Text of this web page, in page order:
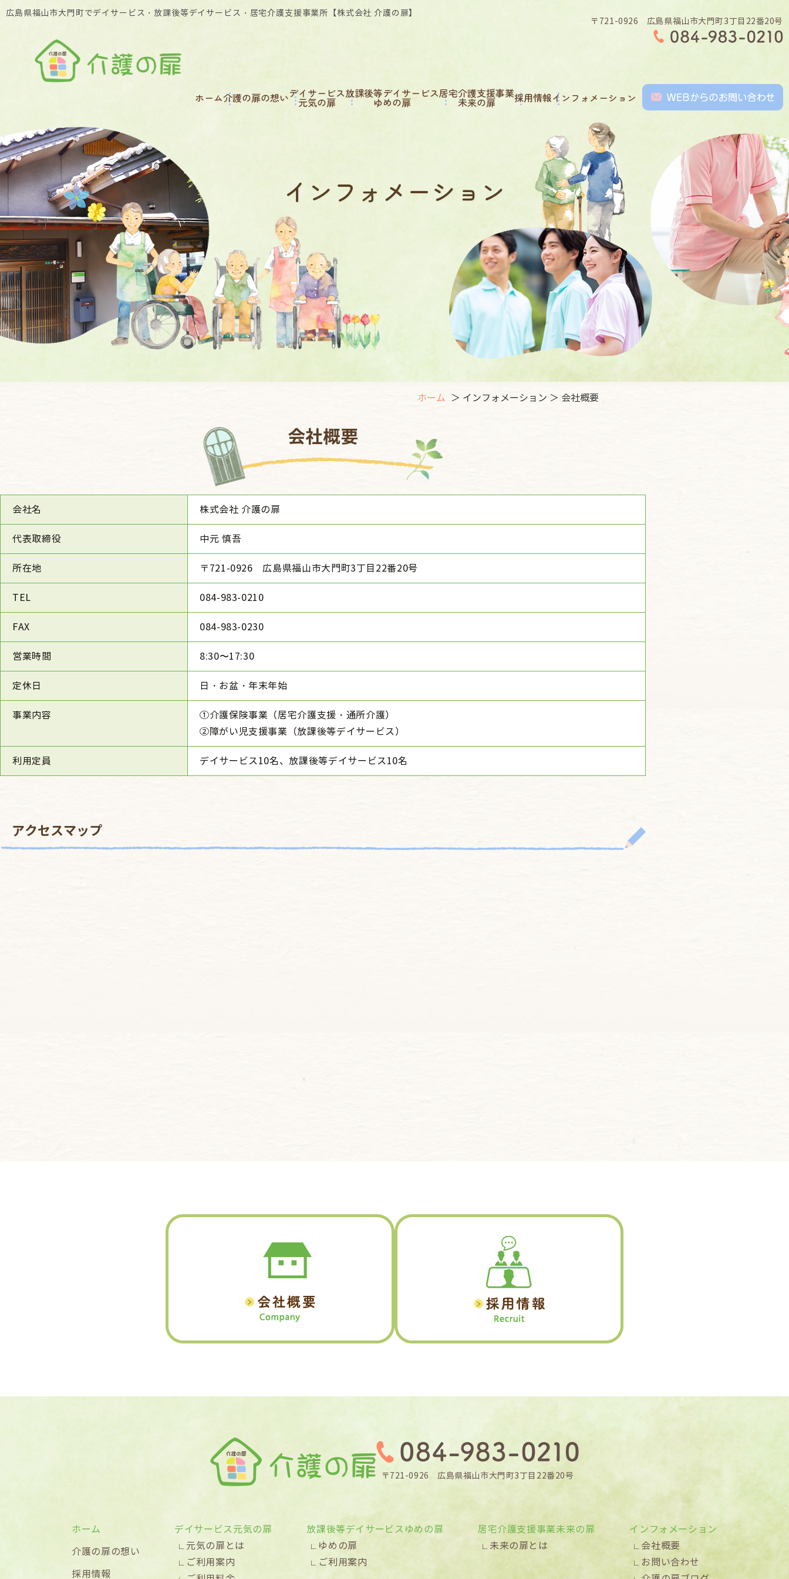
広島県福山市大門町でデイサービス・放課後等デイサービス・居宅介護支援事業所【株式会社 介護の扉】
〒721-0926 広島県福山市大門町3丁目22番20号
ホーム介護の扉の想いデイサービス
元気の扉
放課後等デイサービス
ゆめの扉
居宅介護支援事業
未来の扉 採用情報インフォメーション
インフォメーション
ホーム ＞ インフォメーション ＞ 会社概要
会社概要
会社名 株式会社 介護の扉
代表取締役 中元 慎吾
所在地 〒721-0926 広島県福山市大門町3丁目22番20号
TEL 084-983-0210
FAX 084-983-0230
営業時間 8:30〜17:30
定休日 日・お盆・年末年始
事業内容
①介護保険事業（居宅介護支援・通所介護）
②障がい児支援事業（放課後等デイサービス）
利用定員 デイサービス10名、放課後等デイサービス10名
アクセスマップ
〒721-0926 広島県福山市大門町3丁目22番20号
ホーム
介護の扉の想い
採用情報
デイサービス元気の扉
元気の扉とは
ご利用案内
放課後等デイサービスゆめの扉
ゆめの扉
ご利用案内
居宅介護支援事業未来の扉
未来の扉とは
インフォメーション
会社概要
お問い合わせ